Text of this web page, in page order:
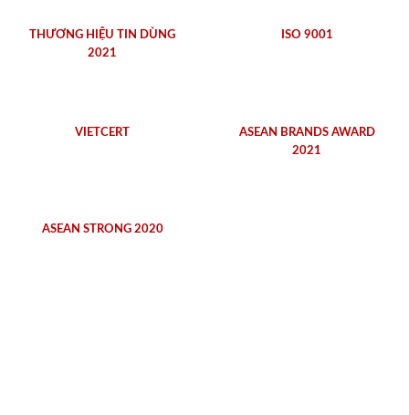
THƯƠNG HIỆU TIN DÙNG
2021
ISO 9001
VIETCERT
ASEAN BRANDS AWARD
2021
ASEAN STRONG 2020